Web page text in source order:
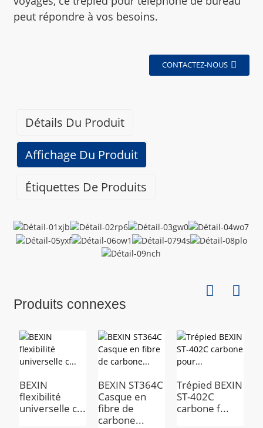
peut répondre à vos besoins.
CONTACTEZ-NOUS
Détails Du Produit
Affichage Du Produit
Étiquettes De Produits
Caractéristiques
Matériel Plastique
Taille 262 mm / 10,31 pouces
Poids
Produits connexes
BEXIN
flexibilité
universelle c...
BEXIN ST364C
Casque en
fibre de
carbone...
Trépied BEXIN
ST-402C
carbone f...